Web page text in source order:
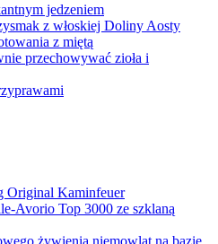
jedzeniem
z włoskiej Doliny Aosty
z miętą
przechowywać zioła i
Original Kaminfeuer
Avorio Top 3000 ze szklaną